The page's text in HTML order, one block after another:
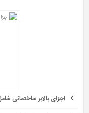
اجزای بالابر ساختمانی